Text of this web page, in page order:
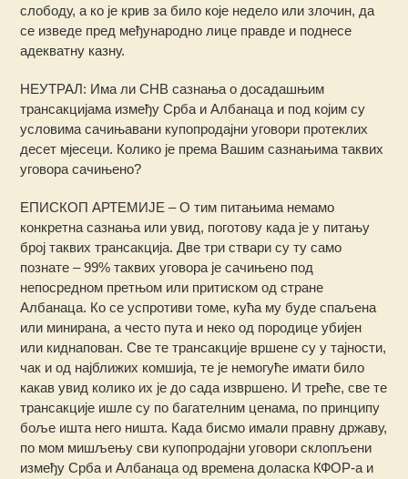
слободу, а ко је крив за било које недело или злочин, да
се изведе пред међународно лице правде и поднесе
адекватну казну.
НЕУТРАЛ: Има ли СНВ сазнања о досадашњим
трансакцијама између Срба и Албанаца и под којим су
условима сачињавани купопродајни уговори протеклих
десет мјесеци. Колико је према Вашим сазнањима таквих
уговора сачињено?
ЕПИСКОП АРТЕМИЈЕ – О тим питањима немамо
конкретна сазнања или увид, поготову када је у питању
број таквих трансакција. Две три ствари су ту само
познате – 99% таквих уговора је сачињено под
непосредном претњом или притиском од стране
Албанаца. Ко се успротиви томе, кућа му буде спаљена
или минирана, а често пута и неко од породице убијен
или киднапован. Све те трансакције вршене су у тајности,
чак и од најближих комшија, те је немогуће имати било
какав увид колико их је до сада извршено. И треће, све те
трансакције ишле су по багателним ценама, по принципу
боље ишта него ништа. Када бисмо имали правну државу,
по мом мишљењу сви купопродајни уговори склопљени
између Срба и Албанаца од времена доласка КФОР-а и